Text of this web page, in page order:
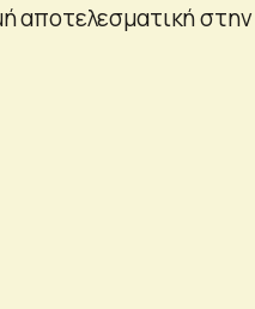
αποτελεσματική στην